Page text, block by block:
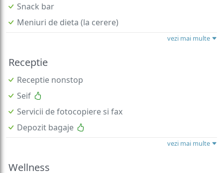
Snack bar
Meniuri de dieta (la cerere)
vezi mai multe
Receptie
Receptie nonstop
Seif
Servicii de fotocopiere si fax
Depozit bagaje
vezi mai multe
Wellness